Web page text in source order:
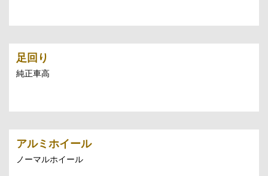
足回り
純正車高
アルミホイール
ノーマルホイール